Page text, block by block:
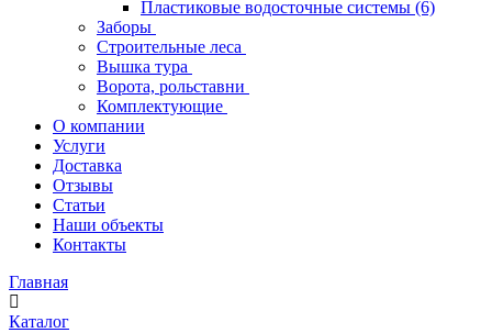
Пластиковые водосточные системы (6)
Заборы
Строительные леса
Вышка тура
Ворота, рольставни
Комплектующие
О компании
Услуги
Доставка
Отзывы
Статьи
Наши объекты
Контакты
Главная
Каталог